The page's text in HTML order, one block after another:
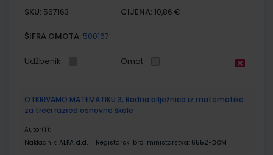
SKU: 567163 CIJENA: 10,86 €
ŠIFRA OMOTA: 500167
Udžbenik Omot
OTKRIVAMO MATEMATIKU 3; Radna bilježnica iz matematike
za treći razred osnovne škole
Autor(i):
Nakladnik: ALFA d.d. Registarski broj ministarstva: 6552-DOM